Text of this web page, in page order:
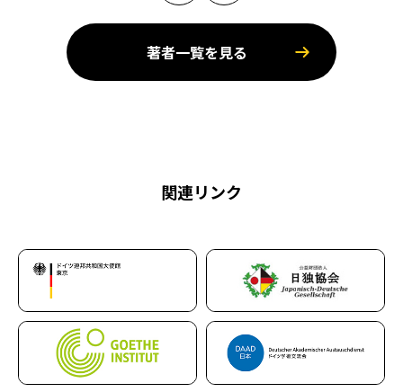
著者一覧を見る
関連リンク